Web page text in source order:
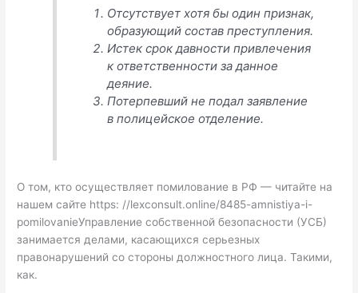
Отсутствует хотя бы один признак,
образующий состав преступления.
Истек срок давности привлечения
к ответственности за данное
деяние.
Потерпевший не подал заявление
в полицейское отделение.
О том, кто осуществляет помилование в РФ — читайте на
нашем сайте https: //lexconsult.online/8485-amnistiya-i-
pomilovanieУправление собственной безопасности (УСБ)
занимается делами, касающихся серьезных
правонарушений со стороны должностного лица. Такими,
как.